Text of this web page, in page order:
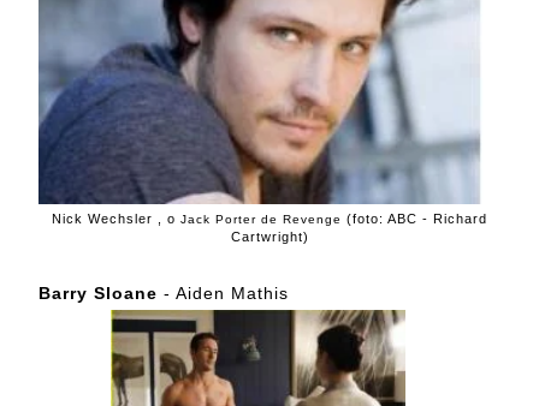
Nick Wechsler , o Jack Porter de Revenge (foto: ABC - Richard
Cartwright)
Barry Sloane - Aiden Mathis